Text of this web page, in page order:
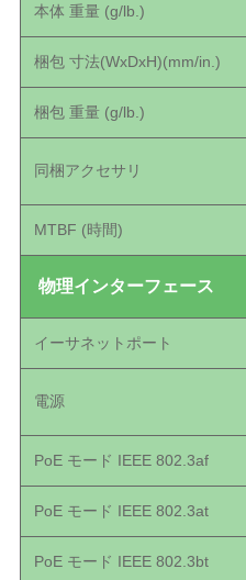
本体 重量 (g/lb.)
梱包 ⼨法(WxDxH)(mm/in.)
梱包 重量 (g/lb.)
同梱アクセサリ
MTBF (時間)
物理インターフェース
イーサネットポート
電源
PoE モード IEEE 802.3af
PoE モード IEEE 802.3at
PoE モード IEEE 802.3bt